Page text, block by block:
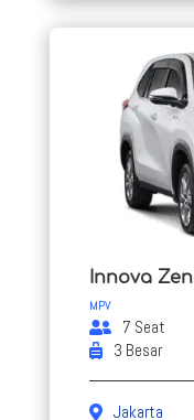
Innova
MPV
7 Seat
3 Besar
Jakarta